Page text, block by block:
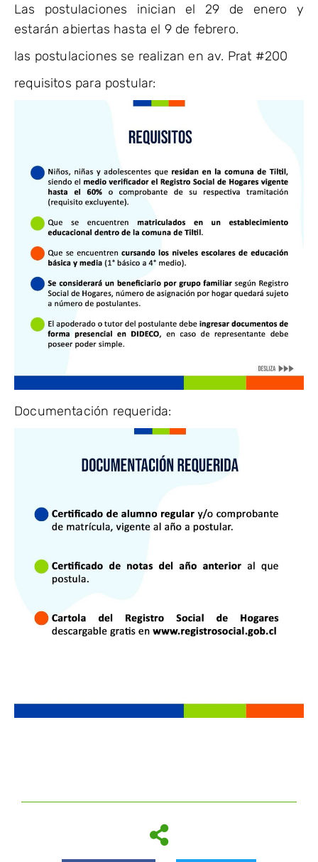
Las postulaciones inician el 29 de enero y
estarán abiertas hasta el 9 de febrero.
las postulaciones se realizan en av. Prat #200
requisitos para postular:
Documentación requerida: